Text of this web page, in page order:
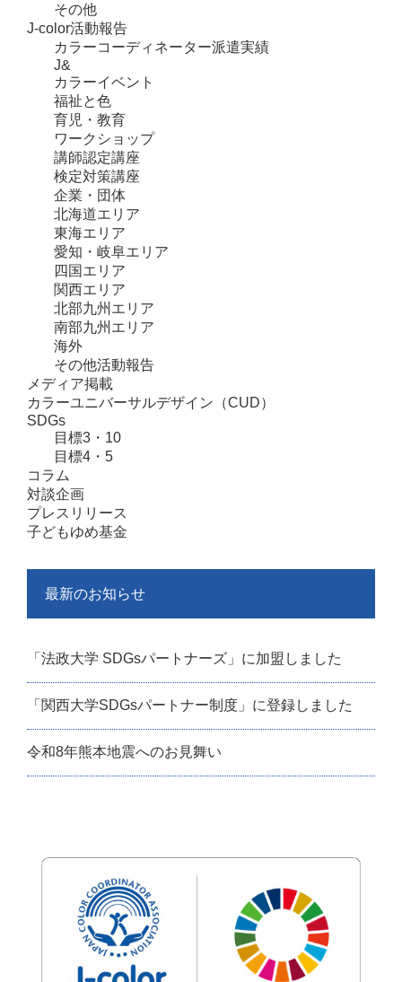
その他
J-color活動報告
カラーコーディネーター派遣実績
J&
カラーイベント
福祉と色
育児・教育
ワークショップ
講師認定講座
検定対策講座
企業・団体
北海道エリア
東海エリア
愛知・岐阜エリア
四国エリア
関西エリア
北部九州エリア
南部九州エリア
海外
その他活動報告
メディア掲載
カラーユニバーサルデザイン（CUD）
SDGs
目標3・10
目標4・5
コラム
対談企画
プレスリリース
子どもゆめ基金
最新のお知らせ
「法政大学 SDGsパートナーズ」に加盟しました
「関西大学SDGsパートナー制度」に登録しました
令和8年熊本地震へのお見舞い